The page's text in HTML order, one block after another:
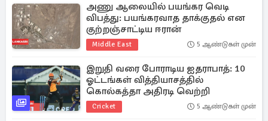
அணு ஆலையில் பயங்கர வெடி
விபத்து: பயங்கரவாத தாக்குதல் என
குற்றஞ்சாட்டிய ஈரான்
Middle East 5 ஆண்டுகள் முன்
இறுதி வரை போராடிய ஐதராபாத்: 10
ஓட்டங்கள் வித்தியாசத்தில்
கொல்கத்தா அதிரடி வெற்றி
Cricket 5 ஆண்டுகள் முன்